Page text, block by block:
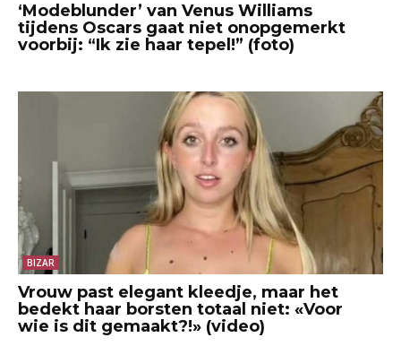
‘Modeblunder’ van Venus Williams
tijdens Oscars gaat niet onopgemerkt
voorbij: “Ik zie haar tepel!” (foto)
BIZAR
Vrouw past elegant kleedje, maar het
bedekt haar borsten totaal niet: «Voor
wie is dit gemaakt?!» (video)